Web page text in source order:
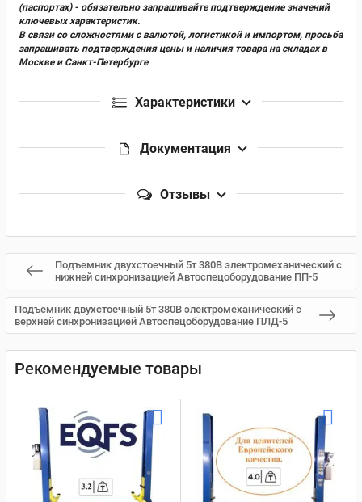
(паспортах) - обязательно запрашивайте подтверждение значений
ключевых характеристик.
В связи со сложностями с валютой, логистикой и импортом, просьба
запрашивать подтверждения цены и наличия товара на складах в
Москве и Санкт-Петербурге
Характеристики
Документация
Отзывы
Подъемник двухстоечный 5т 380В электромеханический с
нижней синхронизацией Автоспецоборудование ПП-5
Подъемник двухстоечный 5т 380В электромеханический с
верхней синхронизацией Автоспецоборудование ПЛД-5
Рекомендуемые товары